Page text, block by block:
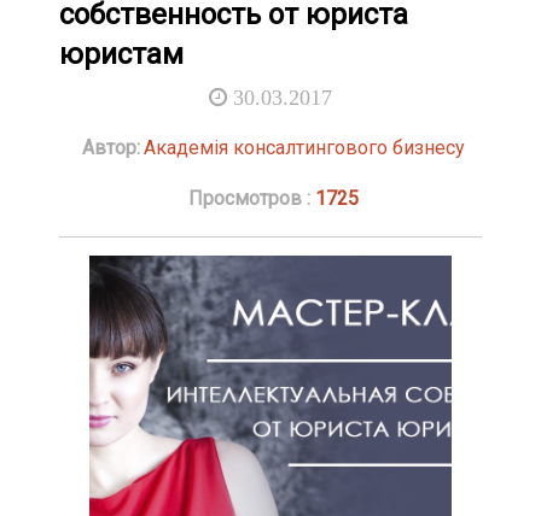
собственность от юриста
юристам
30.03.2017
Автор:Академія консалтингового бизнесу
Просмотров : 1725